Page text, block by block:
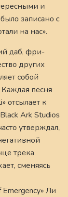
и
записано с
на нас».
даб, фри-
других
собой
песня
отсылает к
Ark Studios
утверждал,
трека
сменяясь
Ли